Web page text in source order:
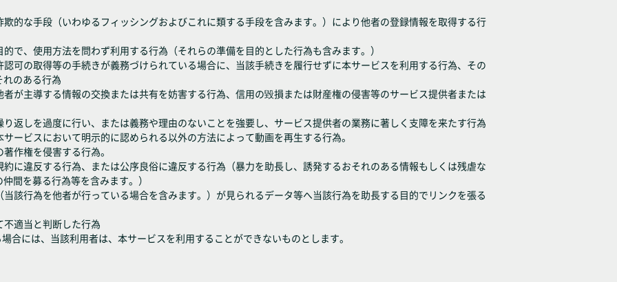
的な手段（いわゆるフィッシングおよびこれに類する手段を含みます。）により他者の登録情報を取得する行
で、使用方法を問わず利用する行為（それらの準備を目的とした行為も含みます。）
可の取得等の手続きが義務づけられている場合に、当該手続きを履行せずに本サービスを利用する行為、その
のある行為
が主導する情報の交換または共有を妨害する行為、信用の毀損または財産権の侵害等のサービス提供者または
返しを過度に行い、または義務や理由のないことを強要し、サービス提供者の業務に著しく支障を来たす行為
ービスにおいて明示的に認められる以外の方法によって動画を再生する行為。
作権を侵害する行為。
に違反する行為、または公序良俗に違反する行為（暴力を助長し、誘発するおそれのある情報もしくは残虐な
間を募る行為等を含みます。）
該行為を他者が行っている場合を含みます。）が見られるデータ等へ当該行為を助長する目的でリンクを張る
適当と判断した行為
合には、当該利用者は、本サービスを利用することができないものとします。